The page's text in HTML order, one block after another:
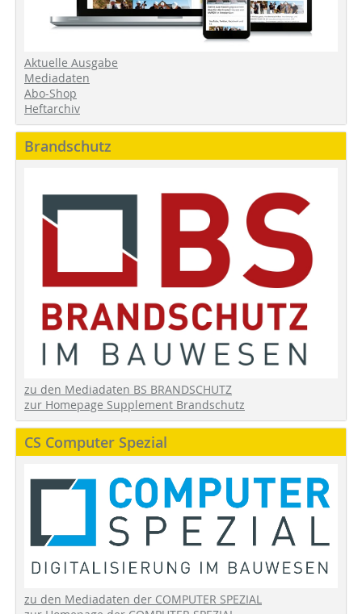
Aktuelle Ausgabe
Mediadaten
Abo-Shop
Heftarchiv
Brandschutz
zu den Mediadaten BS BRANDSCHUTZ
zur Homepage Supplement Brandschutz
CS Computer Spezial
zu den Mediadaten der COMPUTER SPEZIAL